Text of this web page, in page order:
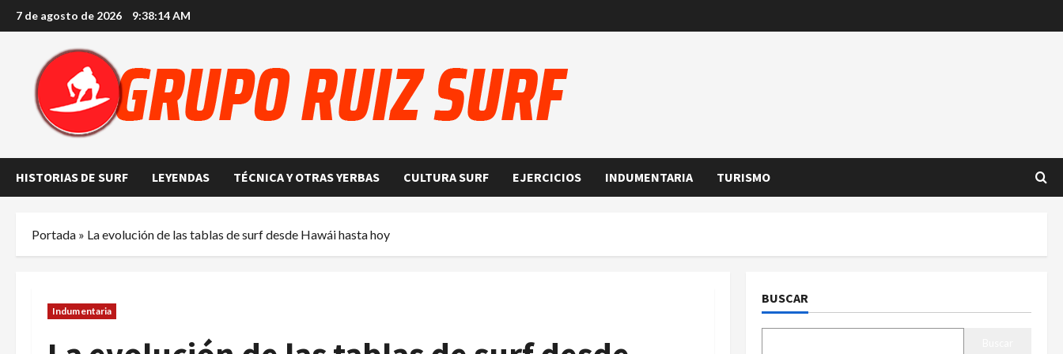
Saltar
al
7 de agosto de 2026 9:38:15 AM
HISTORIAS DE SURF LEYENDAS TÉCNICA Y OTRAS YERBAS CULTURA SURF EJERCICIOS INDUMENTARIA TURISMO
Portada » La evolución de las tablas de surf desde Hawái hasta hoy
Indumentaria
BUSCAR